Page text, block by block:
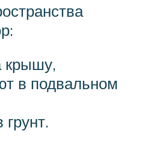
крышу,
в подвальном